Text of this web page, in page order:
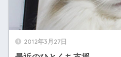
2012年3月27日